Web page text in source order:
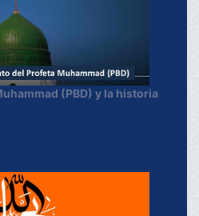
(PBD) y la historia